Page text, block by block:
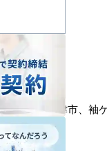
工事保証3年
茂原市、君津市、